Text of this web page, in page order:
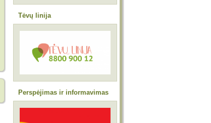
Tėvų linija
Perspėjimas ir informavimas